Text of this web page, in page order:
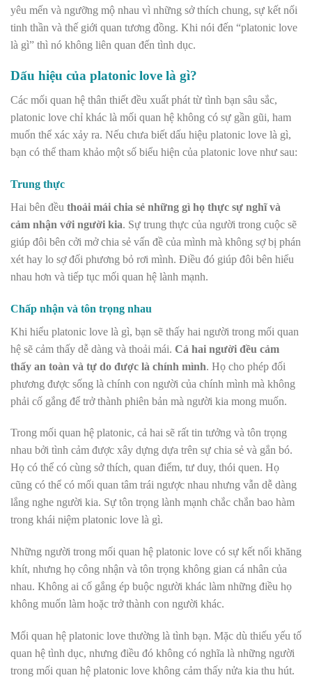
yêu mến và ngưỡng mộ nhau vì những sở thích chung, sự kết nối
tinh thần và thế giới quan tương đồng. Khi nói đến “platonic love
là gì” thì nó không liên quan đến tình dục.
Dấu hiệu của platonic love là gì?
Các mối quan hệ thân thiết đều xuất phát từ tình bạn sâu sắc,
platonic love chỉ khác là mối quan hệ không có sự gần gũi, ham
muốn thể xác xảy ra. Nếu chưa biết dấu hiệu platonic love là gì,
bạn có thể tham khảo một số biểu hiện của platonic love như sau:
Trung thực
Hai bên đều thoải mái chia sẻ những gì họ thực sự nghĩ và
cảm nhận với người kia. Sự trung thực của người trong cuộc sẽ
giúp đôi bên cởi mở chia sẻ vấn đề của mình mà không sợ bị phán
xét hay lo sợ đối phương bỏ rơi mình. Điều đó giúp đôi bên hiểu
nhau hơn và tiếp tục mối quan hệ lành mạnh.
Chấp nhận và tôn trọng nhau
Khi hiểu platonic love là gì, bạn sẽ thấy hai người trong mối quan
hệ sẽ cảm thấy dễ dàng và thoải mái. Cả hai người đều cảm
thấy an toàn và tự do được là chính mình. Họ cho phép đối
phương được sống là chính con người của chính mình mà không
phải cố gắng để trở thành phiên bản mà người kia mong muốn.
Trong mối quan hệ platonic, cả hai sẽ rất tin tưởng và tôn trọng
nhau bởi tình cảm được xây dựng dựa trên sự chia sẻ và gắn bó.
Họ có thể có cùng sở thích, quan điểm, tư duy, thói quen. Họ
cũng có thể có mối quan tâm trái ngược nhau nhưng vẫn dễ dàng
lắng nghe người kia. Sự tôn trọng lành mạnh chắc chắn bao hàm
trong khái niệm platonic love là gì.
Những người trong mối quan hệ platonic love có sự kết nối khăng
khít, nhưng họ công nhận và tôn trọng không gian cá nhân của
nhau. Không ai cố gắng ép buộc người khác làm những điều họ
không muốn làm hoặc trở thành con người khác.
Mối quan hệ platonic love thường là tình bạn. Mặc dù thiếu yếu tố
quan hệ tình dục, nhưng điều đó không có nghĩa là những người
trong mối quan hệ platonic love không cảm thấy nửa kia thu hút.